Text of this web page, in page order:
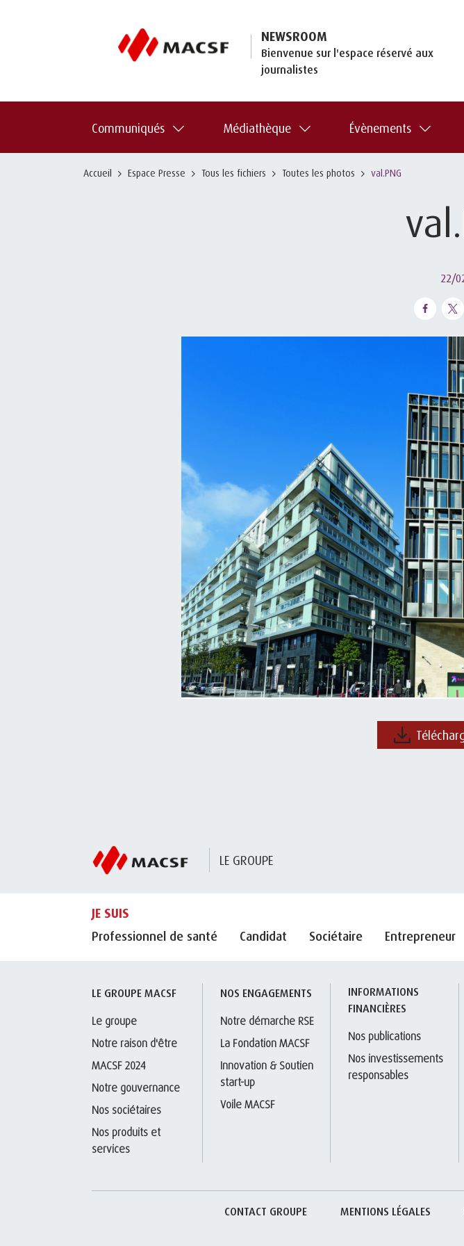
NEWSROOM
Bienvenue sur l'espace réservé aux
journalistes
Communiqués Médiathèque Évènements
Accueil Espace Presse Tous les fichiers Toutes les photos val.PNG
22/
LE GROUPE
JE SUIS
Professionnel de santé
Candidat Sociétaire Entrepreneur
LE GROUPE MACSF
Le groupe
Notre raison d'être
MACSF 2024
Notre gouvernance
Nos sociétaires
Nos produits et
services
NOS ENGAGEMENTS
Notre démarche RSE
La Fondation MACSF
Innovation & Soutien
start-up
Voile MACSF
INFORMATIONS
FINANCIÈRES
Nos publications
Nos investissements
responsables
CONTACT GROUPE MENTIONS LÉGALES